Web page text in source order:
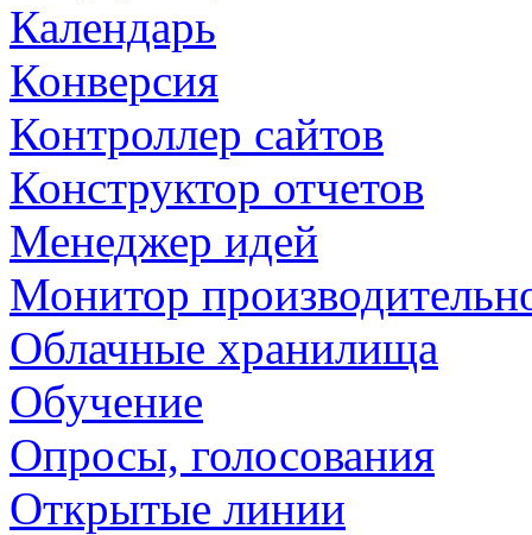
Календарь
Конверсия
Контроллер сайтов
Конструктор отчетов
Менеджер идей
Монитор
Облачные хранилища
Обучение
Опросы, голосования
Открытые линии